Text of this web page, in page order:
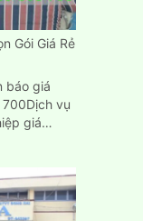
Gói Giá Rẻ
báo giá
vụ
giá…